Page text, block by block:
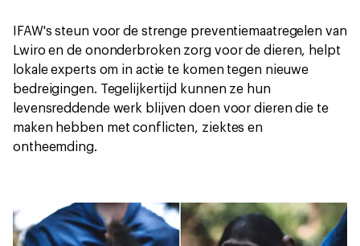
IFAW's steun voor de strenge preventiemaatregelen van
Lwiro en de ononderbroken zorg voor de dieren, helpt
lokale experts om in actie te komen tegen nieuwe
bedreigingen. Tegelijkertijd kunnen ze hun
levensreddende werk blijven doen voor dieren die te
maken hebben met conflicten, ziektes en
ontheemding.